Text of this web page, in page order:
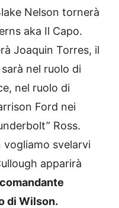
Nelson tornerà
aka Il Capo.
Joaquin Torres, il
nel ruolo di
nel ruolo di
Ford nei
Ross.
svelarvi
apparirà
di Wilson.